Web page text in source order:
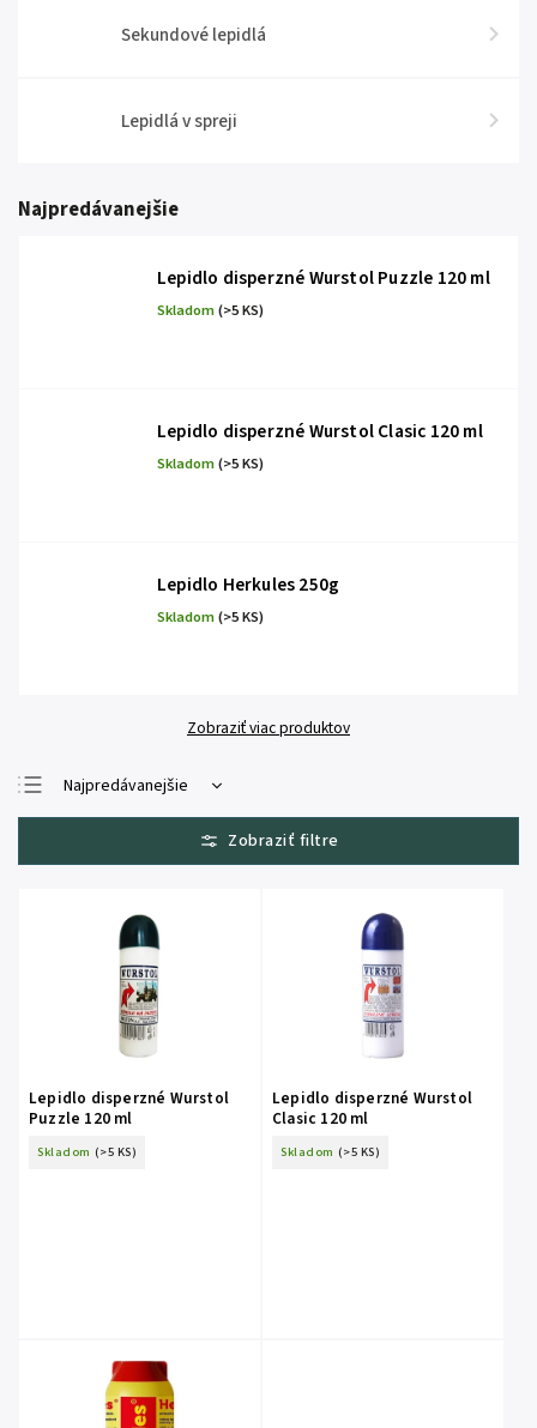
Sekundové lepidlá
Lepidlá v spreji
Najpredávanejšie
Lepidlo disperzné Wurstol Puzzle 120 ml
Skladom(>5 KS)
Lepidlo disperzné Wurstol Clasic 120 ml
Skladom(>5 KS)
Lepidlo Herkules 250g
Skladom(>5 KS)
Zobraziť viac produktov
Najpredávanejšie
Najlacnejšie
Najdrahšie
Lepidlo disperzné Wurstol
Puzzle 120 ml
Skladom (>5 KS)
Lepidlo disperzné Wurstol
Clasic 120 ml
Skladom (>5 KS)